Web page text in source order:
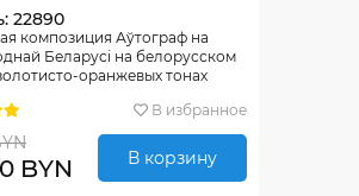
22890
композиция Аўтограф на
Беларусi на белорусском
оранжевых тонах
В избранное
BYN В корзину